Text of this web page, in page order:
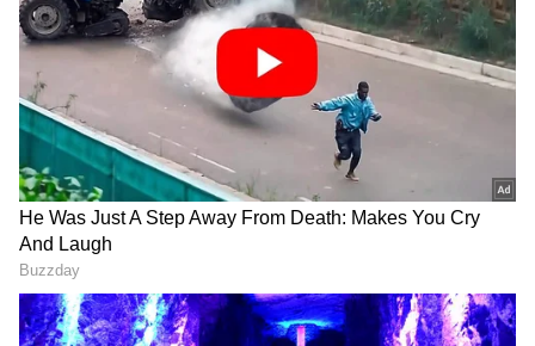
துவைப்புகளிலேயே அவற்றின் நிறம் மங்கி,
பொலிவிழந்து விடுகின்றன. பல
நேரங்களில் வியர்வை மற்றும் அழுக்கின்
காரணமாக துணிகளில் மஞ்சள் கறைகள்
படித்து, பார்ப்பதற்கே பழசு போல
மாறிவிடுகிறது.
ஏசியாநெட் தமிழ்-ஐ உங்கள் முதன்மைத்
தேர்வாக்குங்கள்